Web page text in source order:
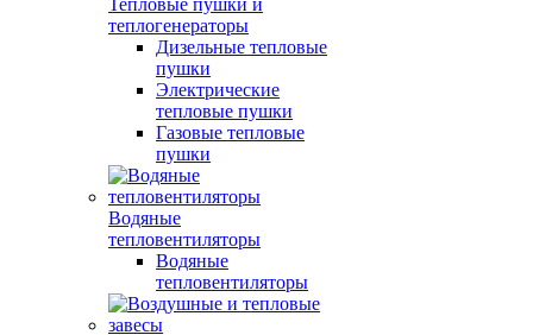
Тепловые пушки и
теплогенераторы
Дизельные тепловые
пушки
Электрические
тепловые пушки
Газовые тепловые
пушки
Водяные
тепловентиляторы
Водяные
тепловентиляторы